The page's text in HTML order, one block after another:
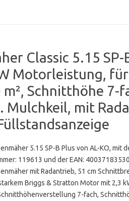
Classic 5.15 SP-
Motorleistung, für
Schnitthöhe 7-
mit
5.15 SP-B Plus von AL-KO, mit
119613 und der EAN:
mit Radantrieb, 51 cm
Briggs & Stratton Motor mit 2,3
7-fach,